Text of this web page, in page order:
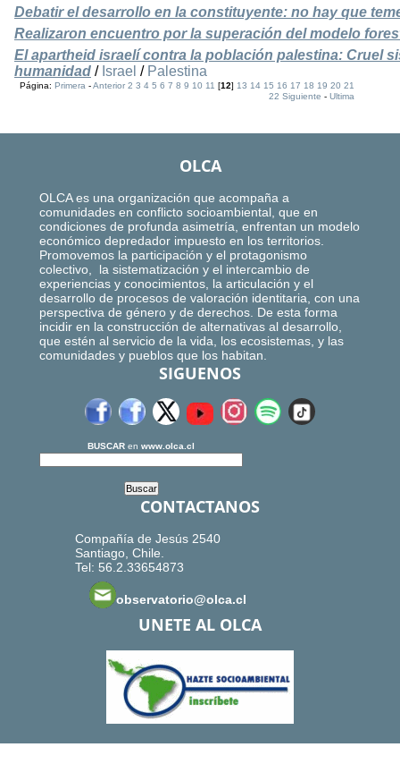
Debatir el desarrollo en la constituyente: no hay que
Realizaron encuentro por la superación del modelo
El apartheid israelí contra la población palestina: Cruel
humanidad / Israel / Palestina
Página:Primera -Anterior 2 3 4 5 6 7 8 9 10 11 [12]13 14 15 16 17 18 19 20 21
22 Siguiente -Ultima
OLCA
OLCA es una organización que acompaña a
comunidades en conflicto socioambiental, que en
condiciones de profunda asimetría, enfrentan un modelo
económico depredador impuesto en los territorios.
Promovemos la participación y el protagonismo
colectivo, la sistematización y el intercambio de
experiencias y conocimientos, la articulación y el
desarrollo de procesos de valoración identitaria, con una
perspectiva de género y de derechos. De esta forma
incidir en la construcción de alternativas al desarrollo,
que estén al servicio de la vida, los ecosistemas, y las
comunidades y pueblos que los habitan.
SIGUENOS
BUSCAR en www.olca.cl
CONTACTANOS
Compañía de Jesús 2540
Santiago, Chile.
Tel: 56.2.33654873
observatorio@olca.cl
UNETE AL OLCA